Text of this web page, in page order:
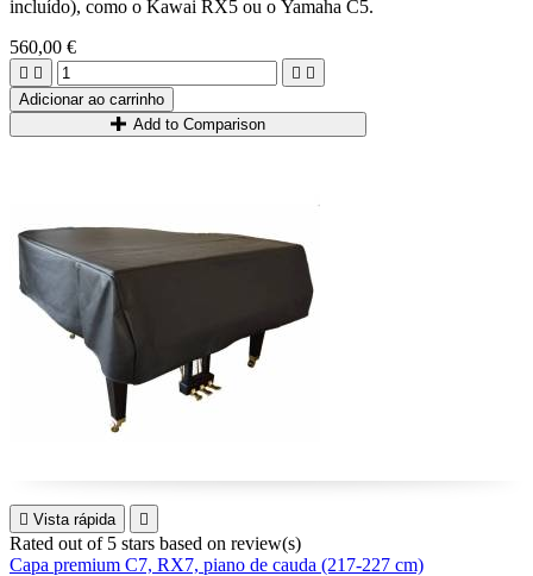
incluído), como o Kawai RX5 ou o Yamaha C5.
560,00 €
   
Adicionar ao carrinho
Add to Comparison
 Vista rápida 
Rated out of 5 stars based on review(s)
Capa premium C7, RX7, piano de cauda (217-227 cm)